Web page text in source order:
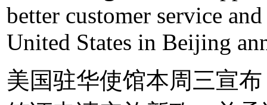
better customer service
United States in Beijing
美国驻华使馆本周三宣